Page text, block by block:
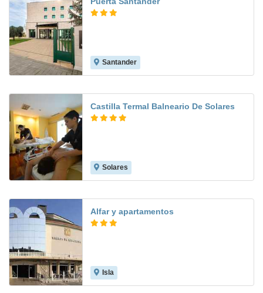
Santander
Castilla Termal Balneario De Solares
Solares
Alfar y apartamentos
Isla